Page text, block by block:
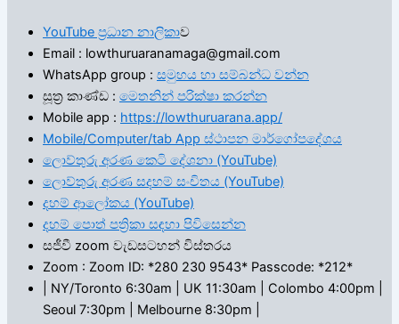
YouTube ප්‍රධාන නාලිකාව
Email : lowthuruaranamaga@gmail.com
WhatsApp group : සමුහය හා සම්බන්ධ වන්න
සූත්‍ර කාණ්ඩ : මෙතනින් පරික්ෂා කරන්න
Mobile app : https://lowthuruarana.app/
Mobile/Computer/tab App ස්ථාපන මාර්ගෝපදේශය
ලොව්තුරු අරණ කෙටි දේශනා (YouTube)
ලොව්තුරු අරණ සදහම් සංචිතය (YouTube)
දහම් ආලෝකය (YouTube)
දහම් පොත් පත්‍රිකා සඳහා පිවිසෙන්න
සජීවී zoom වැඩසටහන් විස්තරය
Zoom : Zoom ID: *280 230 9543* Passcode: *212*
| NY/Toronto 6:30am | UK 11:30am | Colombo 4:00pm |
Seoul 7:30pm | Melbourne 8:30pm |